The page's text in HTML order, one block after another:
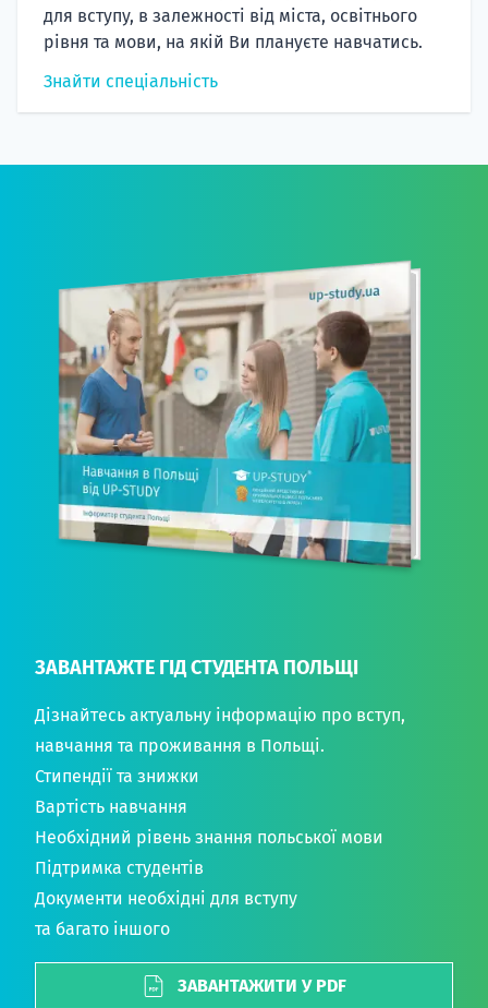
для вступу, в залежності від міста, освітнього
рівня та мови, на якій Ви плануєте навчатись.
Знайти спеціальність
ЗАВАНТАЖТЕ ГІД СТУДЕНТА ПОЛЬЩІ
Дізнайтесь актуальну інформацію про вступ,
навчання та проживання в Польщі.
Стипендії та знижки
Вартість навчання
Необхідний рівень знання польської мови
Підтримка студентів
Документи необхідні для вступу
та багато іншого
ЗАВАНТАЖИТИ У PDF